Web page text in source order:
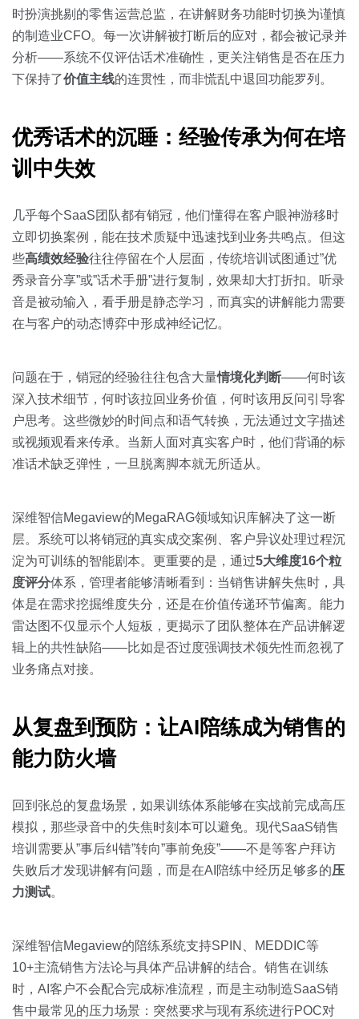
时扮演挑剔的零售运营总监，在讲解财务功能时切换为谨慎
的制造业CFO。每一次讲解被打断后的应对，都会被记录并
分析——系统不仅评估话术准确性，更关注销售是否在压力
下保持了价值主线的连贯性，而非慌乱中退回功能罗列。
优秀话术的沉睡：经验传承为何在培
训中失效
几乎每个SaaS团队都有销冠，他们懂得在客户眼神游移时
立即切换案例，能在技术质疑中迅速找到业务共鸣点。但这
些高绩效经验往往停留在个人层面，传统培训试图通过”优
秀录音分享”或”话术手册”进行复制，效果却大打折扣。听录
音是被动输入，看手册是静态学习，而真实的讲解能力需要
在与客户的动态博弈中形成神经记忆。
问题在于，销冠的经验往往包含大量情境化判断——何时该
深入技术细节，何时该拉回业务价值，何时该用反问引导客
户思考。这些微妙的时间点和语气转换，无法通过文字描述
或视频观看来传承。当新人面对真实客户时，他们背诵的标
准话术缺乏弹性，一旦脱离脚本就无所适从。
深维智信Megaview的MegaRAG领域知识库解决了这一断
层。系统可以将销冠的真实成交案例、客户异议处理过程沉
淀为可训练的智能剧本。更重要的是，通过5大维度16个粒
度评分体系，管理者能够清晰看到：当销售讲解失焦时，具
体是在需求挖掘维度失分，还是在价值传递环节偏离。能力
雷达图不仅显示个人短板，更揭示了团队整体在产品讲解逻
辑上的共性缺陷——比如是否过度强调技术领先性而忽视了
业务痛点对接。
从复盘到预防：让AI陪练成为销售的
能力防火墙
回到张总的复盘场景，如果训练体系能够在实战前完成高压
模拟，那些录音中的失焦时刻本可以避免。现代SaaS销售
培训需要从”事后纠错”转向”事前免疫”——不是等客户拜访
失败后才发现讲解有问题，而是在AI陪练中经历足够多的压
力测试。
深维智信Megaview的陪练系统支持SPIN、MEDDIC等
10+主流销售方法论与具体产品讲解的结合。销售在训练
时，AI客户不会配合完成标准流程，而是主动制造SaaS销
售中最常见的压力场景：突然要求与现有系统进行POC对